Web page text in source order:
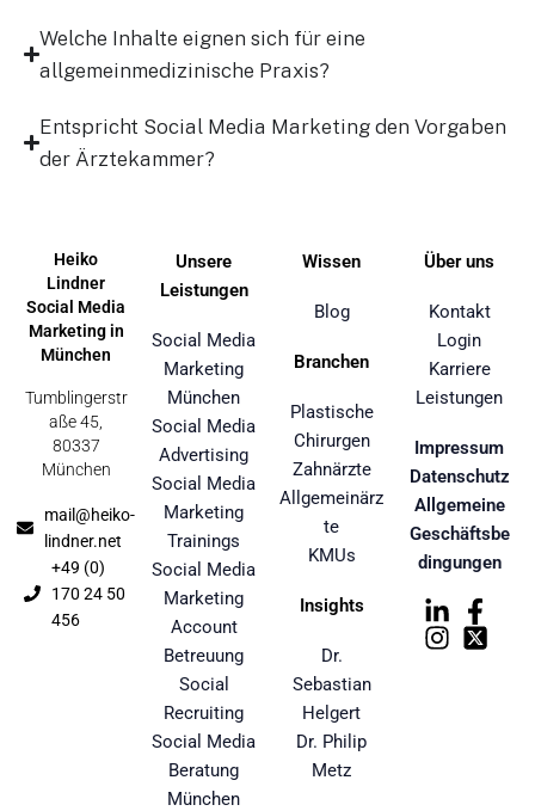
Welche Inhalte eignen sich für eine
allgemeinmedizinische Praxis?
Entspricht Social Media Marketing den Vorgaben
der Ärztekammer?
Heiko
Lindner
Social Media
Marketing in
München
Tumblingerstr
aße 45,
80337
München
mail@heiko-
lindner.net
+49 (0)
170 24 50
456
Unsere
Leistungen
Social Media
Marketing
München
Social Media
Advertising
Social Media
Marketing
Trainings
Social Media
Marketing
Account
Betreuung
Social
Recruiting
Social Media
Beratung
München
Wissen
Blog
Branchen
Plastische
Chirurgen
Zahnärzte
Allgemeinärz
te
KMUs
Insights
Dr.
Sebastian
Helgert
Dr. Philip
Metz
Über uns
Kontakt
Login
Karriere
Leistungen
Impressum
Datenschutz
Allgemeine
Geschäftsbe
dingungen